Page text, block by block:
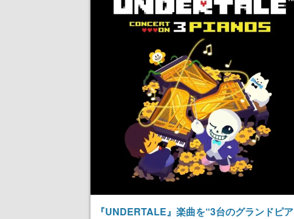
『UNDERTALE』楽曲を“3台のグランドピア